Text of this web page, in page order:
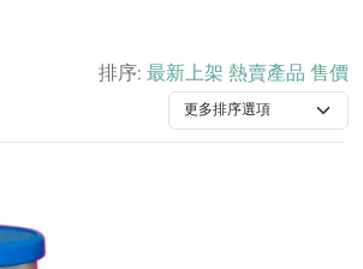
排序: 最新上架 熱賣產品 售價